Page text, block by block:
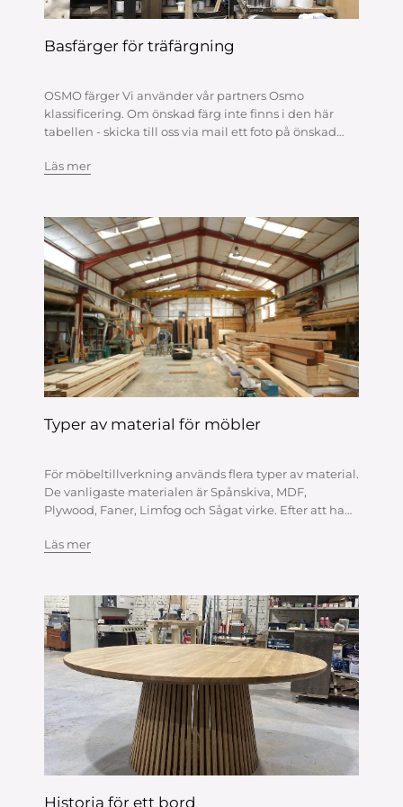
Basfärger för träfärgning
OSMO färger Vi använder vår partners Osmo
klassificering. Om önskad färg inte finns i den här
tabellen - skicka till oss via mail ett foto på önskad
Läs mer
Typer av material för möbler
För möbeltillverkning används flera typer av material.
De vanligaste materialen är Spånskiva, MDF,
Plywood, Faner, Limfog och Sågat virke. Efter att ha
mellan vad du ska göra mö...
Läs mer
Historia för ett bord